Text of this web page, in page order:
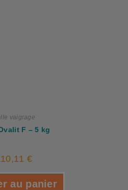
vaigrage
F – 5 kg
€
au panier